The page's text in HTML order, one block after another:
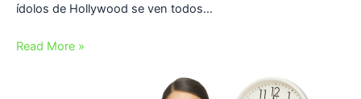
ídolos de Hollywood se ven todos…
Read More »